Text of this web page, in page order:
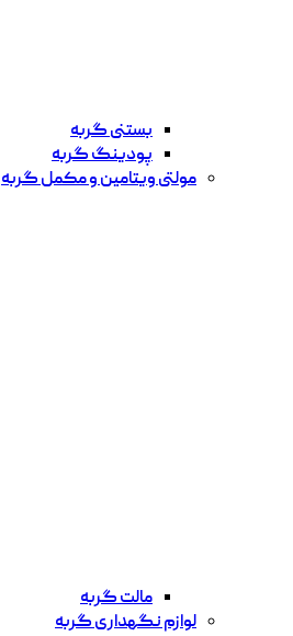
بستنی گربه
پودینگ گربه
مولتی ویتامین و مکمل گربه
مالت گربه
لوازم نگهداری گربه